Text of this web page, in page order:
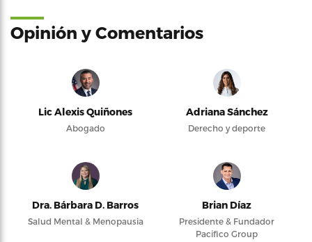
Opinión y Comentarios
Lic Alexis Quiñones
Abogado
Adriana Sánchez
Derecho y deporte
Dra. Bárbara D. Barros
Salud Mental & Menopausia
Brian Díaz
Presidente & Fundador
Pacifico Group